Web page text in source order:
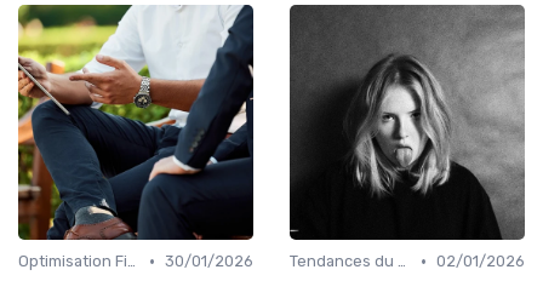
Optimisation Fiscale • 30/01/2026
Tendances du Marché Immobilier • 02/01/2026